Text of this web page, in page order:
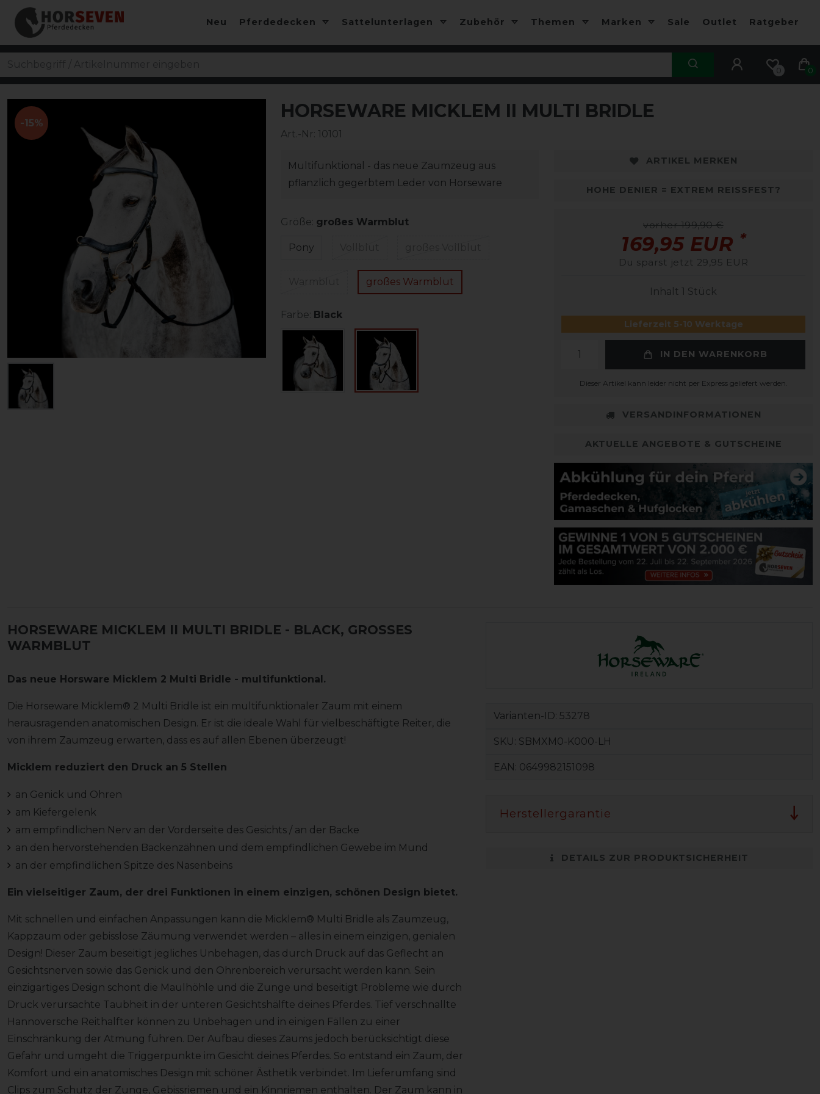
Neu Pferdedecken Sattelunterlagen Zubehör Themen Marken Sale Outlet Ratgeber
0 0
-15%
HORSEWARE MICKLEM II MULTI BRIDLE
Art.-Nr: 10101
Multifunktional - das neue Zaumzeug aus
pflanzlich gegerbtem Leder von Horseware
Größe: großes Warmblut
Pony
großes Warmblut
Farbe: Black
ARTIKEL MERKEN
HOHE DENIER = EXTREM REISSFEST?
vorher 199,90 €
169,95 EUR *
Du sparst jetzt 29,95 EUR
Inhalt 1 Stück
Lieferzeit 5-10 Werktage
IN DEN WARENKORB
Dieser Artikel kann leider nicht per Express geliefert werden.
VERSANDINFORMATIONEN
AKTUELLE ANGEBOTE & GUTSCHEINE
HORSEWARE MICKLEM II MULTI BRIDLE - BLACK, GROSSES W
ARMBLUT
Das neue Horsware Micklem 2 Multi Bridle - multifunktional.
Die Horseware Micklem® 2 Multi Bridle ist ein multifunktionaler Zaum mit einem
herausragenden anatomischen Design. Er ist die ideale Wahl für vielbeschäftigte Reiter, die
von ihrem Zaumzeug erwarten, dass es auf allen Ebenen überzeugt!
Micklem reduziert den Druck an 5 Stellen
an Genick und Ohren
am Kiefergelenk
am empfindlichen Nerv an der Vorderseite des Gesichts / an der Backe
an den hervorstehenden Backenzähnen und dem empfindlichen Gewebe im Mund
an der empfindlichen Spitze des Nasenbeins
Ein vielseitiger Zaum, der drei Funktionen in einem einzigen, schönen Design bietet.
Mit schnellen und einfachen Anpassungen kann die Micklem® Multi Bridle als Zaumzeug,
Kappzaum oder gebisslose Zäumung verwendet werden – alles in einem einzigen, genialen
Design! Dieser Zaum beseitigt jegliches Unbehagen, das durch Druck auf das Geflecht an
Gesichtsnerven sowie das Genick und den Ohrenbereich verursacht werden kann. Sein
einzigartiges Design schont die Maulhöhle und die Zunge und beseitigt Probleme wie durch
Druck verursachte Taubheit in der unteren Gesichtshälfte deines Pferdes. Tief verschnallte
Hannoversche Reithalfter können zu Unbehagen und in einigen Fällen zu einer
Einschränkung der Atmung führen. Der Aufbau dieses Zaums jedoch berücksichtigt diese
Gefahr und umgeht die Triggerpunkte im Gesicht deines Pferdes. So entstand ein Zaum, der
Komfort und ein anatomisches Design mit schöner Ästhetik verbindet. Im Lieferumfang sind
Clips zum Schutz der Zunge, Gebissriemen und ein Kinnriemen enthalten. Der Zaum kann in
Varianten-ID: 53278
SKU: SBMXM0-K000-LH
EAN: 0649982151098
Herstellergarantie
DETAILS ZUR PRODUKTSICHERHEIT